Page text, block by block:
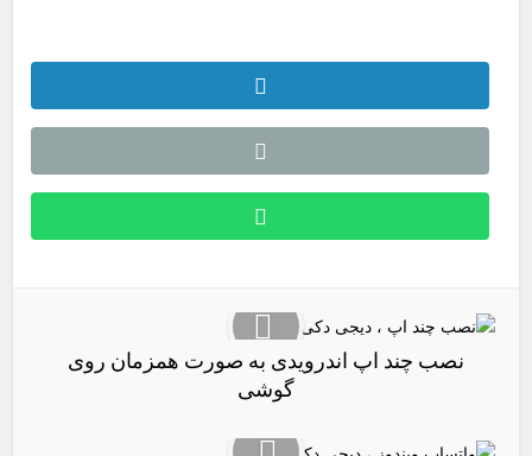
نصب چند اپ اندرویدی به صورت همزمان روی
گوشی